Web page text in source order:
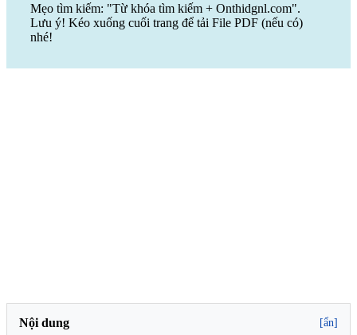
Mẹo tìm kiếm: "Từ khóa tìm kiếm + Onthidgnl.com".
Lưu ý! Kéo xuống cuối trang để tải File PDF (nếu có)
nhé!
Nội dung [ẩn]